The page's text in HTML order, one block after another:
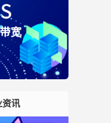
资讯